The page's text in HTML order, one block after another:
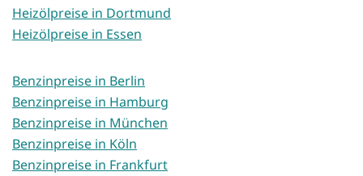
Heizölpreise in Dortmund
Heizölpreise in Essen
Benzinpreise in Berlin
Benzinpreise in Hamburg
Benzinpreise in München
Benzinpreise in Köln
Benzinpreise in Frankfurt